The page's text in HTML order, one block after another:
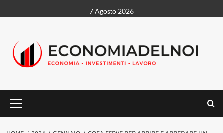
al
7 Agosto 2026
principale